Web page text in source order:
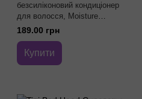
безсиліконовий кондиціонер
для волосся, Moisture
Balancing Conditioner, 100 мл
189.00 грн
Купити